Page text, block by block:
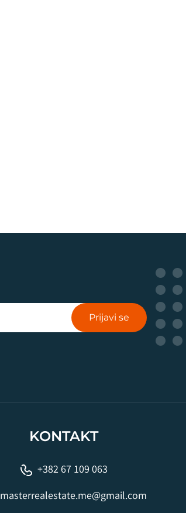
Prijavi se
KONTAKT
+382 67 109 063
masterrealestate.me@gmail.com